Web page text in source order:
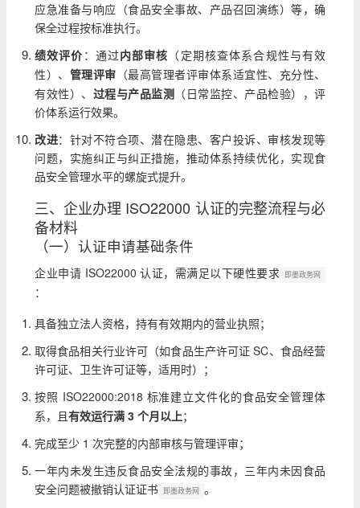
应急准备与响应（食品安全事故、产品召回演练）等，确
保全过程按标准执行。
绩效评价 ：通过内部审核 （定期核查体系合规性与有效
性）、 管理评审 （最高管理者评审体系适宜性、充分性、
有效性）、 过程与产品监测 （日常监控、产品检验），评
价体系运行效果。
改进：针对不符合项、潜在隐患、客户投诉、审核发现等
问题，实施纠正与纠正措施，推动体系持续优化，实现食
品安全管理水平的螺旋式提升。
三、企业办理 ISO22000 认证的完整流程与必
备材料
（一）认证申请基础条件
企业申请 ISO22000 认证，需满足以下硬性要求 即墨政务网
：
具备独立法人资格，持有有效期内的营业执照；
取得食品相关行业许可（如食品生产许可证 SC、食品经营
许可证、卫生许可证等，适用时）；
按照 ISO22000:2018 标准建立文件化的食品安全管理体
系，且有效运行满 3 个月以上；
完成至少 1 次完整的内部审核与管理评审；
一年内未发生违反食品安全法规的事故，三年内未因食品
安全问题被撤销认证证书 即墨政务网 。